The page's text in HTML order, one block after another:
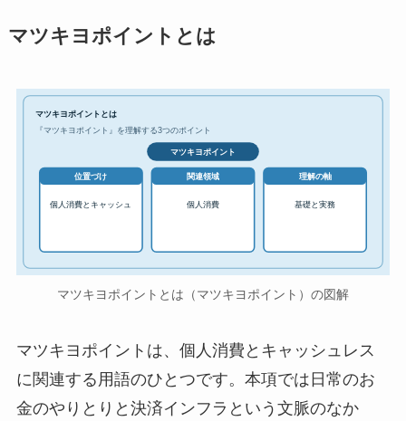
マツキヨポイントとは
マツキヨポイントとは
『マツキヨポイント』を理解する3つのポイント
マツキヨポイント
位置づけ
個人消費とキャッシュ
関連領域
個人消費
理解の軸
基礎と実務
マツキヨポイントとは（マツキヨポイント）の図解
マツキヨポイントは、個人消費とキャッシュレス
に関連する用語のひとつです。本項では日常のお
金のやりとりと決済インフラという文脈のなか